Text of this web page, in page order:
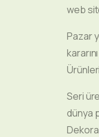
web
Pazar
Seri
dünya